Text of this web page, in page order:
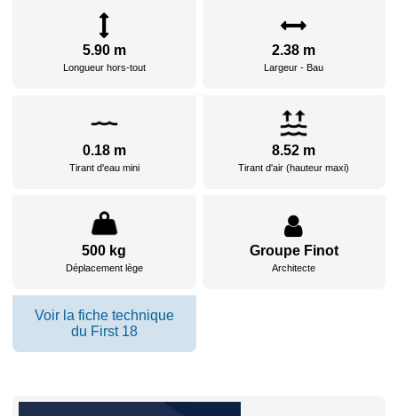
5.90 m
Longueur hors-tout
2.38 m
Largeur - Bau
0.18 m
Tirant d'eau mini
8.52 m
Tirant d'air (hauteur maxi)
500 kg
Déplacement lège
Groupe Finot
Architecte
Voir la fiche technique
du First 18